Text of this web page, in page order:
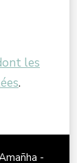
les
.
-